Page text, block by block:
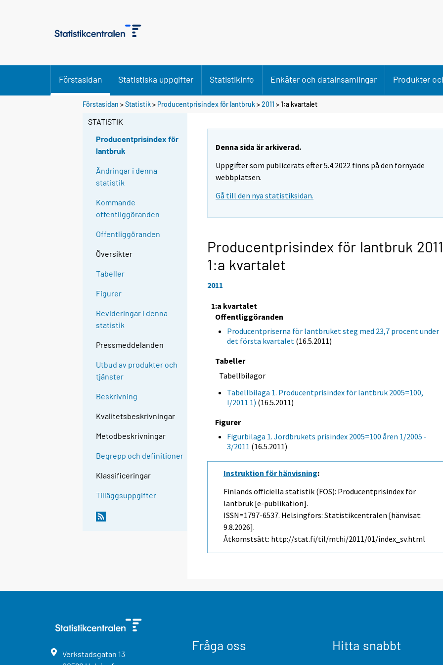
Förstasidan Statistiska uppgifter Statistikinfo Enkäter och datainsamlingar Produkter
Förstasidan >Statistik> Producentprisindex för lantbruk>2011 >1:a kvartalet
STATISTIK
Producentprisindex för
lantbruk
Ändringar i denna
statistik
Kommande
offentliggöranden
Offentliggöranden
Översikter
Tabeller
Figurer
Revideringar i denna
statistik
Pressmeddelanden
Utbud av produkter och
tjänster
Beskrivning
Kvalitetsbeskrivningar
Metodbeskrivningar
Begrepp och definitioner
Klassificeringar
Tilläggsuppgifter
Denna sida är arkiverad.
Uppgifter som publicerats efter 5.4.2022 finns på den förnyade
webbplatsen.
Gå till den nya statistiksidan.
Producentprisindex för lantbruk
1:a kvartalet
2011
1:a kvartalet
Offentliggöranden
Producentpriserna för lantbruket steg med 23,7 procent under
det första kvartalet (16.5.2011)
Tabeller
Tabellbilagor
Tabellbilaga 1. Producentprisindex för lantbruk 2005=100,
I/2011 1) (16.5.2011)
Figurer
Figurbilaga 1. Jordbrukets prisindex 2005=100 åren 1/2005 -
3/2011 (16.5.2011)
Instruktion för hänvisning:
Finlands officiella statistik (FOS): Producentprisindex för
lantbruk [e-publikation].
ISSN=1797-6537. Helsingfors: Statistikcentralen [hänvisat:
9.8.2026].
Åtkomstsätt: http://stat.fi/til/mthi/2011/01/index_sv.html
Verkstadsgatan 13
Fråga oss Hitta snabbt